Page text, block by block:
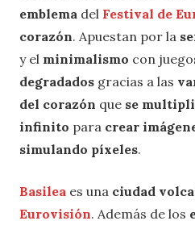
emblema del Festival de
corazón. Apuestan por la
y el minimalismo con
degradados gracias a las
del corazón que se
infinito para crear
simulando píxeles.
Basilea es una ciudad
Eurovisión. Además de los